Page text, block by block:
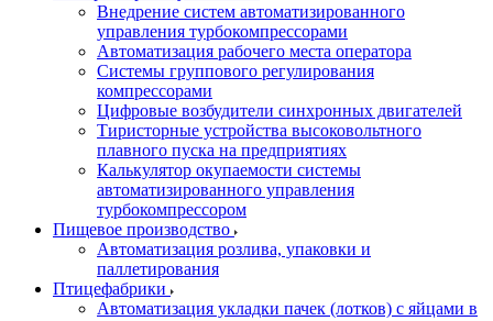
Внедрение систем автоматизированного
управления турбокомпрессорами
Автоматизация рабочего места оператора
Системы группового регулирования
компрессорами
Цифровые возбудители синхронных двигателей
Тиристорные устройства высоковольтного
плавного пуска на предприятиях
Калькулятор окупаемости системы
автоматизированного управления
турбокомпрессором
Пищевое производство
Автоматизация розлива, упаковки и
паллетирования
Птицефабрики
Автоматизация укладки пачек (лотков) с яйцами в